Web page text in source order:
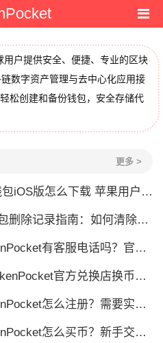
户提供安全、便捷、专业的区块
数字资产管理与去中心化应用接
松创建和备份钱包，安全存储代
更多 >
iOS版怎么下载 苹果用户安装指南
除记录指南：如何清除交易历史
有客服电话吗？官方联系方式详解
官方兑换店换币，这几个坑别再踩了
怎么注册？需要实名认证吗？
怎么买币？新手交易全流程详解